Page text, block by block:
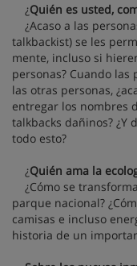
¿Quién es usted,
¿Acaso a las
talkbackist) se les
mente, incluso si
personas? Cuando
las otras personas,
entregar los nombres
talkbacks dañinos?
todo esto?
¿Quién ama la
¿Cómo se
parque nacional?
camisas e incluso
historia de un